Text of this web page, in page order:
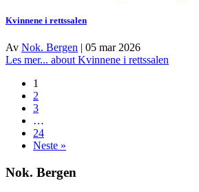
Kvinnene i rettssalen
Av Nok. Bergen | 05 mar 2026
Les mer... about Kvinnene i rettssalen
1
2
3
…
24
Neste »
Nok. Bergen